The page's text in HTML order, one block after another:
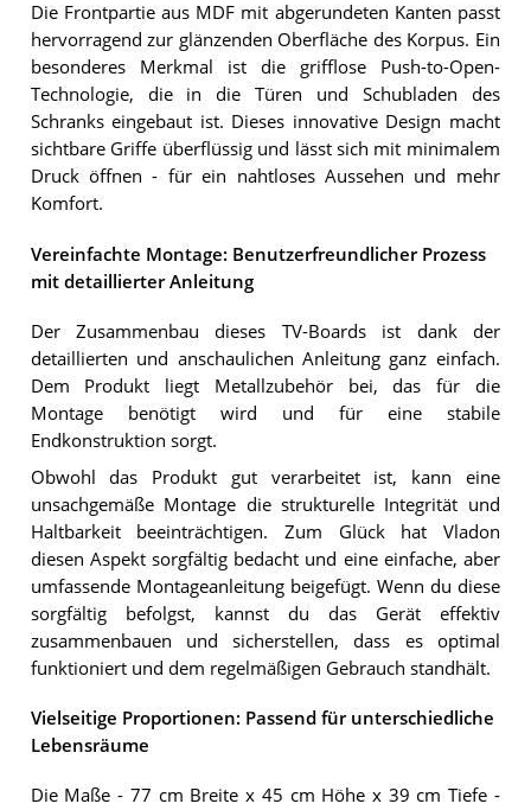
Die Frontpartie aus MDF mit abgerundeten Kanten passt
hervorragend zur glänzenden Oberfläche des Korpus. Ein
besonderes Merkmal ist die grifflose Push-to-Open-
Technologie, die in die Türen und Schubladen des
Schranks eingebaut ist. Dieses innovative Design macht
sichtbare Griffe überflüssig und lässt sich mit minimalem
Druck öffnen - für ein nahtloses Aussehen und mehr
Komfort.
Vereinfachte Montage: Benutzerfreundlicher Prozess
mit detaillierter Anleitung
Der Zusammenbau dieses TV-Boards ist dank der
detaillierten und anschaulichen Anleitung ganz einfach.
Dem Produkt liegt Metallzubehör bei, das für die
Montage benötigt wird und für eine stabile
Endkonstruktion sorgt.
Obwohl das Produkt gut verarbeitet ist, kann eine
unsachgemäße Montage die strukturelle Integrität und
Haltbarkeit beeinträchtigen. Zum Glück hat Vladon
diesen Aspekt sorgfältig bedacht und eine einfache, aber
umfassende Montageanleitung beigefügt. Wenn du diese
sorgfältig befolgst, kannst du das Gerät effektiv
zusammenbauen und sicherstellen, dass es optimal
funktioniert und dem regelmäßigen Gebrauch standhält.
Vielseitige Proportionen: Passend für unterschiedliche
Lebensräume
Die Maße - 77 cm Breite x 45 cm Höhe x 39 cm Tiefe -